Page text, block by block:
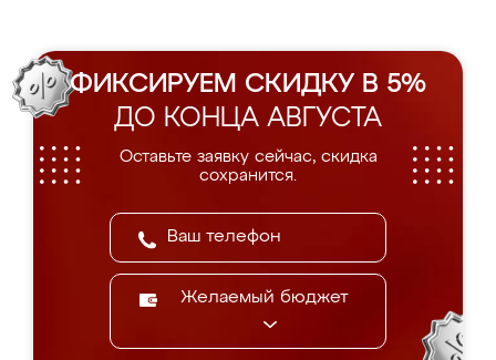
ФИКСИРУЕМ СКИДКУ В 5%
ДО КОНЦА АВГУСТА
Оставьте заявку сейчас, скидка
сохранится.
Желаемый бюджет